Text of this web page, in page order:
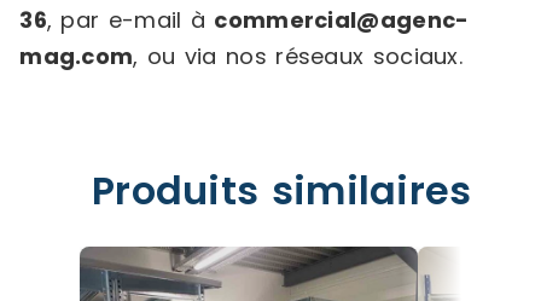
36, par e-mail à commercial@agenc-
mag.com, ou via nos réseaux sociaux.
Produits similaires